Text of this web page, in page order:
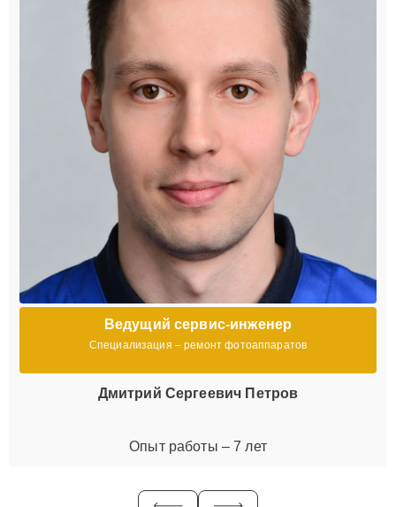
Ведущий сервис-инженер
Специализация – ремонт фотоаппаратов
Дмитрий Сергеевич Петров
Опыт работы – 7 лет